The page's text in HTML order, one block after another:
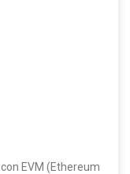
EVM (Ethereum